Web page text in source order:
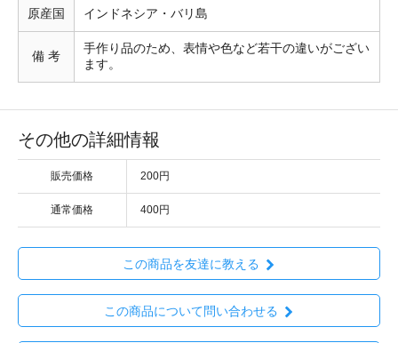
原産国 インドネシア・バリ島
備 考
手作り品のため、表情や色など若干の違いがござい
ます。
その他の詳細情報
販売価格 200円
通常価格 400円
この商品を友達に教える
この商品について問い合わせる